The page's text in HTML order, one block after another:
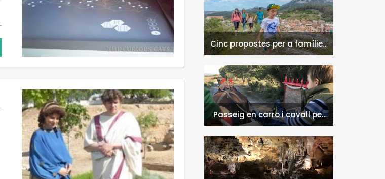
Cinc propostes per a famílies
a l'Hospitalet de l'Infant i la
Vall de Llors
Passeig en carro i cavall per
l'entorn de Nulles